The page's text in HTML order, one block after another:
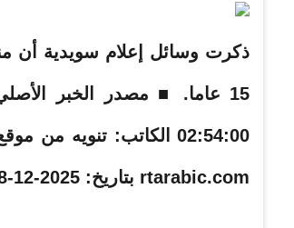
ذكرت وسائل إعلام سويدية أن
rtarabic.com بتاريخ: 2025-12-08 02:54:00. الآراء والمعلومات الواردة في هذا المقال لا تعبر …